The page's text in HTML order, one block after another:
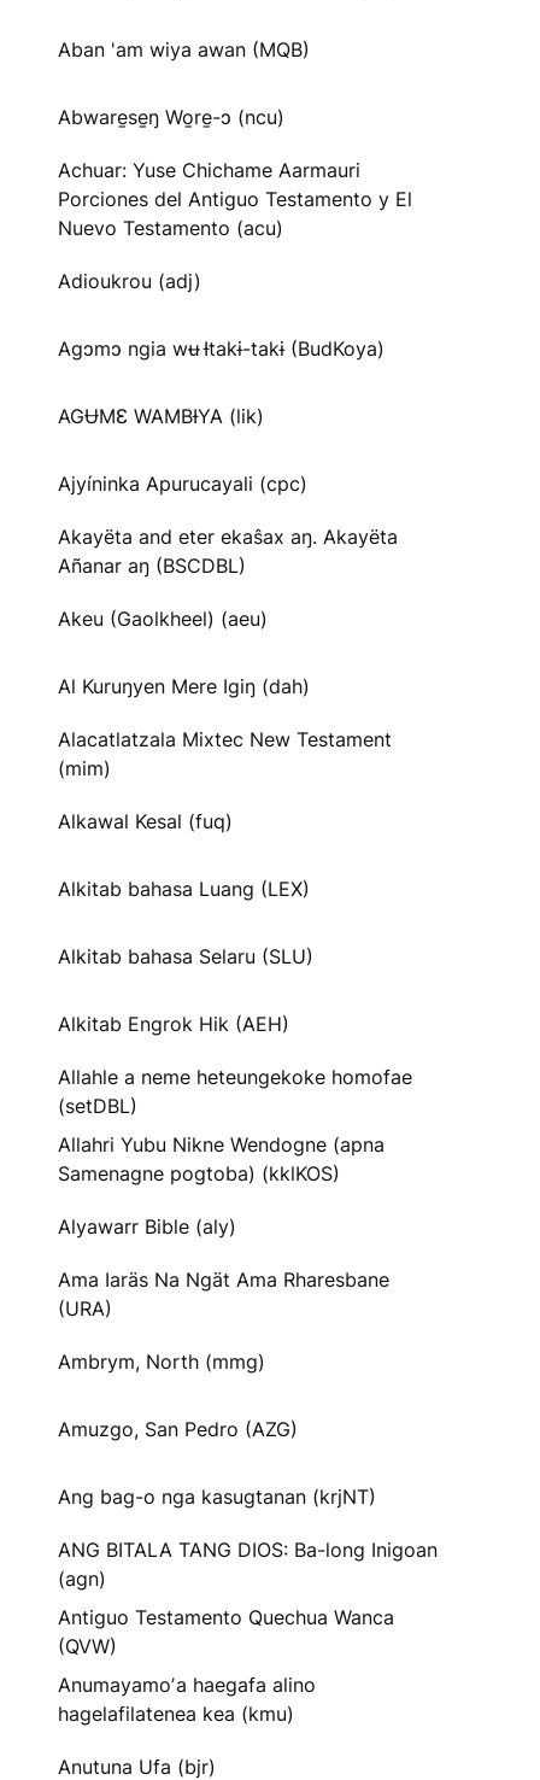
Aban 'am wiya awan (MQB)
Abware̱se̱ŋ Wo̱re̱-ɔ (ncu)
Achuar: Yuse Chichame Aarmauri
Porciones del Antiguo Testamento y El
Nuevo Testamento (acu)
Adioukrou (adj)
Agɔmɔ ngia wʉ Ɨtakɨ-takɨ (BudKoya)
AGɄMƐ WAMBƗYA (lik)
Ajyíninka Apurucayali (cpc)
Akayëta and eter ekaŝax aŋ. Akayëta
Añanar aŋ (BSCDBL)
Akeu (Gaolkheel) (aeu)
Al Kuruŋyen Mere Igiŋ (dah)
Alacatlatzala Mixtec New Testament
(mim)
Alkawal Kesal (fuq)
Alkitab bahasa Luang (LEX)
Alkitab bahasa Selaru (SLU)
Alkitab Engrok Hik (AEH)
Allahle a neme heteungekoke homofae
(setDBL)
Allahri Yubu Nikne Wendogne (apna
Samenagne pogtoba) (kklKOS)
Alyawarr Bible (aly)
Ama Iaräs Na Ngät Ama Rharesbane
(URA)
Ambrym, North (mmg)
Amuzgo, San Pedro (AZG)
Ang bag-o nga kasugtanan (krjNT)
ANG BITALA TANG DIOS: Ba-long Inigoan
(agn)
Antiguo Testamento Quechua Wanca
(QVW)
Anumayamoʼa haegafa alino
hagelafilatenea kea (kmu)
Anutuna Ufa (bjr)